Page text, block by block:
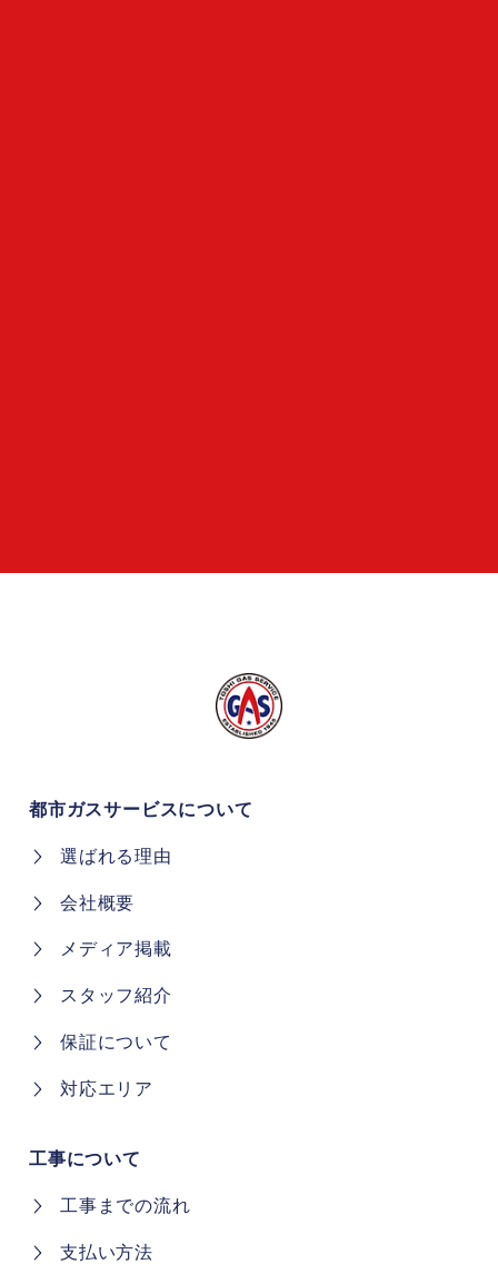
対応エリア
都市ガスサービスについて
選ばれる理由
会社概要
メディア掲載
スタッフ紹介
保証について
工事までの流れ
支払い方法
工事について